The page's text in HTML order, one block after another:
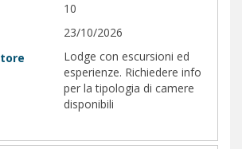
10
23/10/2026
Lodge con escursioni ed
esperienze. Richiedere info
per la tipologia di camere
disponibili